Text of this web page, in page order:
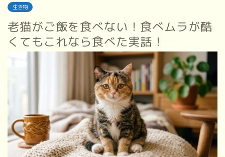
生き物
老猫がご飯を食べない！食べムラが酷
くてもこれなら食べた実話！